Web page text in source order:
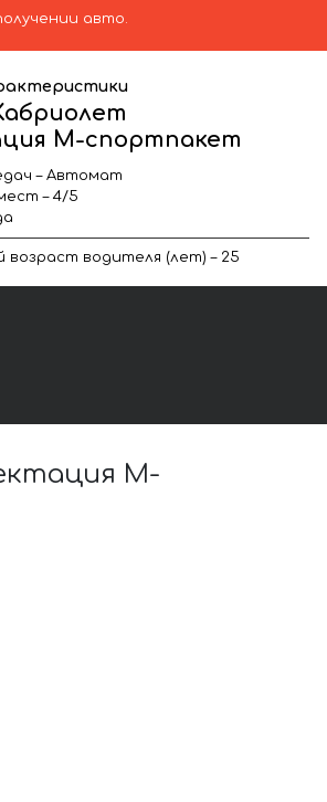
авто.
М-спортпакет
– Автомат
– 4/5
возраст водителя (лет) – 25
М-